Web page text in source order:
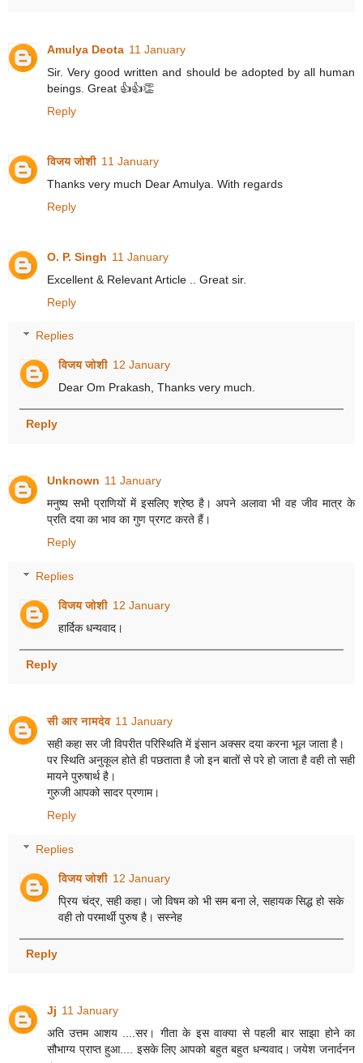
Amulya Deota 11 January
Sir. Very good written and should be adopted by all human
beings. Great 👍👍👏
Reply
विजय जोशी 11 January
Thanks very much Dear Amulya. With regards
Reply
O. P. Singh 11 January
Excellent & Relevant Article .. Great sir.
Reply
Replies
विजय जोशी 12 January
Dear Om Prakash, Thanks very much.
Reply
Unknown 11 January
मनुष्य सभी प्राणियों में इसलिए श्रेष्ठ है। अपने अलावा भी वह जीव मात्र के
प्रति दया का भाव का गुण प्रगट करते हैं।
Reply
Replies
विजय जोशी 12 January
हार्दिक धन्यवाद।
Reply
सी आर नामदेव 11 January
सही कहा सर जी विपरीत परिस्थिति में इंसान अक्सर दया करना भूल जाता है।
पर स्थिति अनुकूल होते ही पछताता है जो इन बातों से परे हो जाता है वही तो सही
मायने पुरुषार्थ है।
गुरुजी आपको सादर प्रणाम।
Reply
Replies
विजय जोशी 12 January
प्रिय चंद्र, सही कहा। जो विषम को भी सम बना ले, सहायक सिद्ध हो सके
वही तो परमार्थी पुरुष है। सस्नेह
Reply
Jj 11 January
अति उत्तम आशय ....सर। गीता के इस वाक्या से पहली बार साझा होने का
सौभाग्य प्राप्त हुआ.... इसके लिए आपको बहुत बहुत धन्यवाद। जयेश जनार्दनन